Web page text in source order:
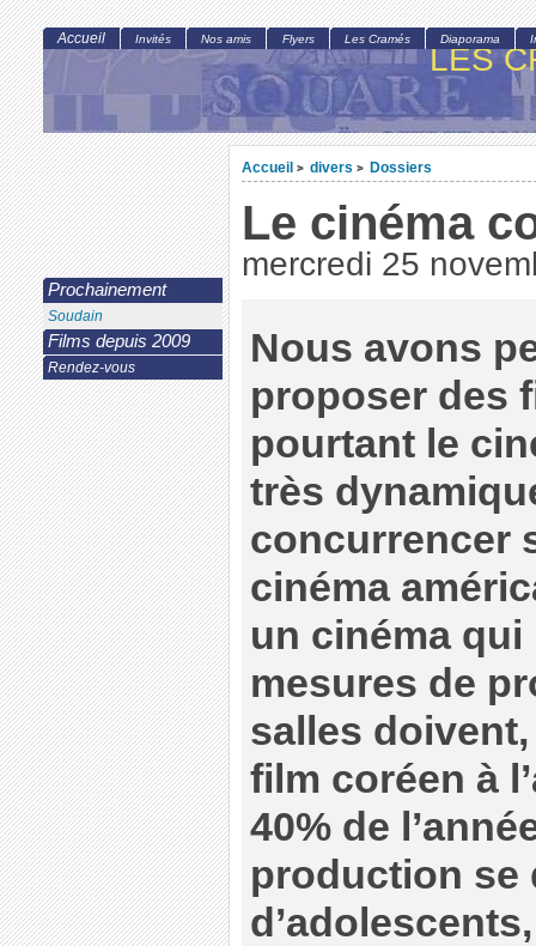
LES
Accueil > divers > Dossiers
Le cinéma
mercredi 25
Nous avons
proposer des
pourtant le
très
concurrencer
cinéma
un cinéma qui
mesures de
salles
film coréen à
40% de
production se
Accueil Invités Nos amis Flyers Les Cramés Diaporama
Prochainement
Soudain
Films depuis 2009
Rendez-vous